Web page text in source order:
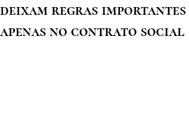
deixam regras importantes
apenas no contrato social